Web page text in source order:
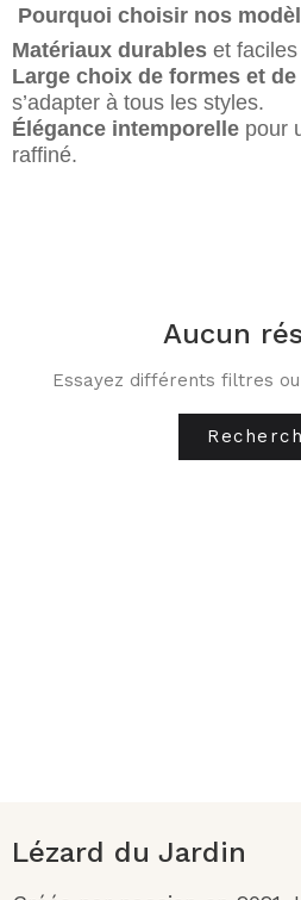
Pourquoi choisir nos
Matériaux durables et
Large choix de formes et
s’adapter à tous les styles.
Élégance intemporelle pour
raffiné.
Aucun
Essayez différents filtres
Lézard du Jardin